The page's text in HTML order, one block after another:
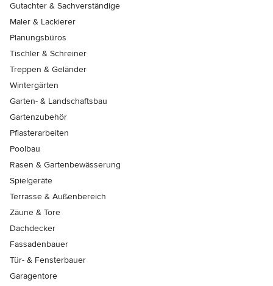
Gutachter & Sachverständige
Maler & Lackierer
Planungsbüros
Tischler & Schreiner
Treppen & Geländer
Wintergärten
Garten- & Landschaftsbau
Gartenzubehör
Pflasterarbeiten
Poolbau
Rasen & Gartenbewässerung
Spielgeräte
Terrasse & Außenbereich
Zäune & Tore
Dachdecker
Fassadenbauer
Tür- & Fensterbauer
Garagentore